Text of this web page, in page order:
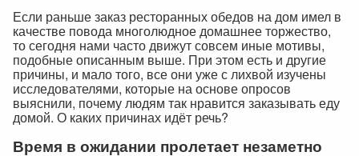
Если раньше заказ ресторанных обедов на дом имел в
качестве повода многолюдное домашнее торжество,
то сегодня нами часто движут совсем иные мотивы,
подобные описанным выше. При этом есть и другие
причины, и мало того, все они уже с лихвой изучены
исследователями, которые на основе опросов
выяснили, почему людям так нравится заказывать еду
домой. О каких причинах идёт речь?
Время в ожидании пролетает незаметно